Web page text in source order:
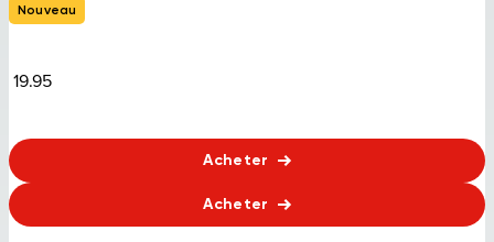
Nouveau
19.95
Acheter
Acheter